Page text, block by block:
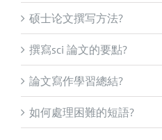
硕士论文撰写方法?
撰寫sci 論文的要點?
論文寫作學習總結?
如何處理困難的短語?